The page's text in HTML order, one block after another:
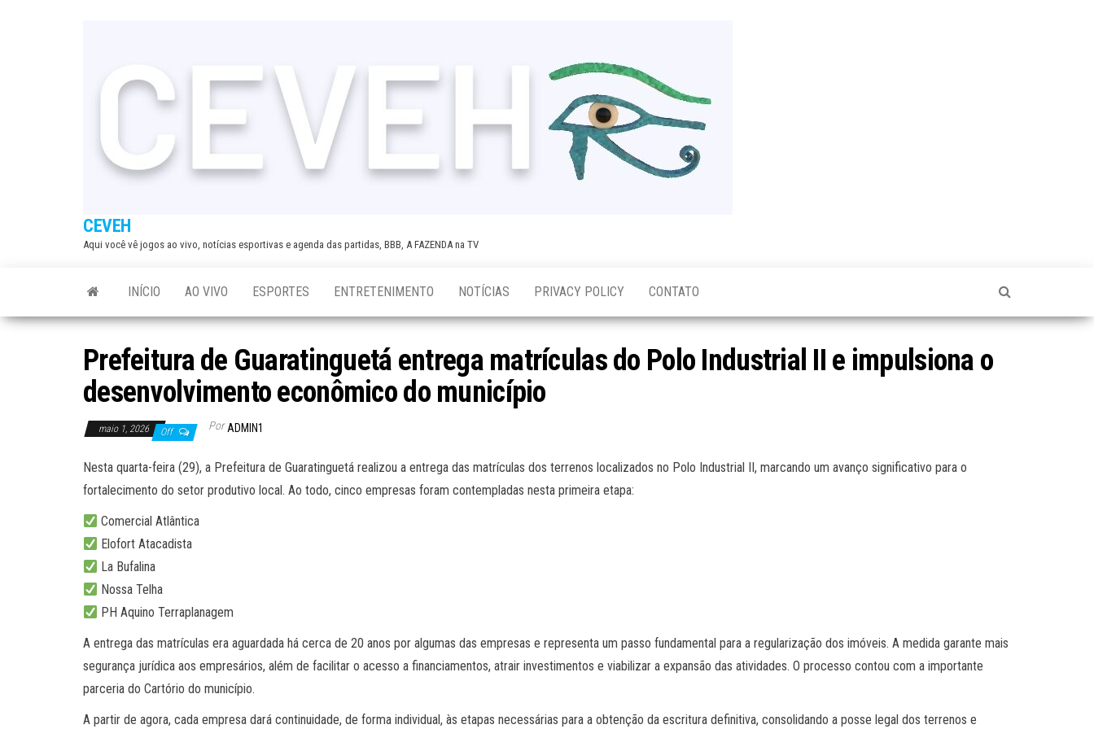
CEVEH
Aqui você vê jogos ao vivo, notícias esportivas e agenda das partidas, BBB, A FAZENDA na TV
INÍCIO AO VIVO ESPORTES ENTRETENIMENTO NOTÍCIAS PRIVACY POLICY CONTATO
Prefeitura de Guaratinguetá entrega matrículas do Polo Industrial II e impulsiona o
desenvolvimento econômico do município
maio 1, 2026 Off Por ADMIN1
Nesta quarta-feira (29), a Prefeitura de Guaratinguetá realizou a entrega das matrículas dos terrenos localizados no Polo Industrial II, marcando um avanço significativo para o
fortalecimento do setor produtivo local. Ao todo, cinco empresas foram contempladas nesta primeira etapa:
Comercial Atlântica
Elofort Atacadista
La Bufalina
Nossa Telha
PH Aquino Terraplanagem
A entrega das matrículas era aguardada há cerca de 20 anos por algumas das empresas e representa um passo fundamental para a regularização dos imóveis. A medida garante mais
segurança jurídica aos empresários, além de facilitar o acesso a financiamentos, atrair investimentos e viabilizar a expansão das atividades. O processo contou com a importante
parceria do Cartório do município.
A partir de agora, cada empresa dará continuidade, de forma individual, às etapas necessárias para a obtenção da escritura definitiva, consolidando a posse legal dos terrenos e